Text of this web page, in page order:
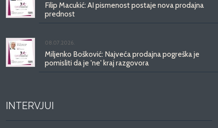
Filip Macukić: AI pismenost postaje nova prodajna
prednost
08.07.2026.
Miljenko Bošković: Najveća prodajna pogreška je
pomisliti da je 'ne' kraj razgovora
INTERVJUI